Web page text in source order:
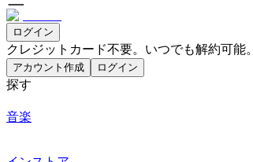
ログイン
クレジットカード不要。いつでも解約可能。
アカウント作成 ログイン
探す
音楽